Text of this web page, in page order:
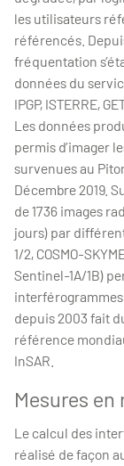
les utilisateurs
référencés.
fréquentation
données du
IPGP, ISTERRE,
Les données
permis d’imager
survenues au
Décembre 2019.
de 1736 images
jours) par
1/2, COSMO-
Sentinel-1A/1B)
depuis 2003 fait
référence
InSAR.
Mesures
Le calcul des
réalisé de façon